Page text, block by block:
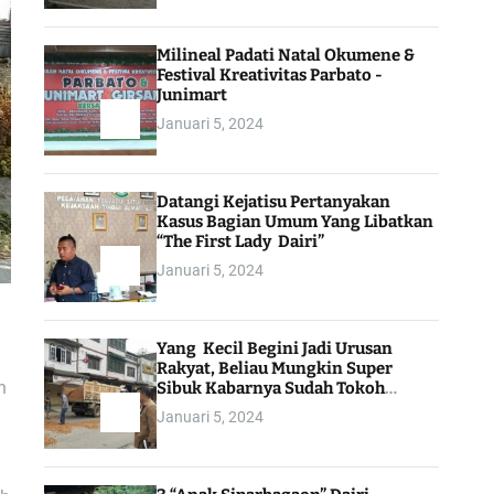
Milineal Padati Natal Okumene &
Festival Kreativitas Parbato -
Junimart
Januari 5, 2024
Datangi Kejatisu Pertanyakan
Kasus Bagian Umum Yang Libatkan
“The First Lady Dairi”
Januari 5, 2024
Yang Kecil Begini Jadi Urusan
Rakyat, Beliau Mungkin Super
Sibuk Kabarnya Sudah Tokoh
Indonesia
Januari 5, 2024